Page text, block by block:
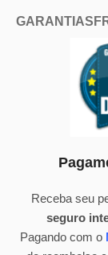
GARANTIAS
Receba seu
seguro
Pagando com o